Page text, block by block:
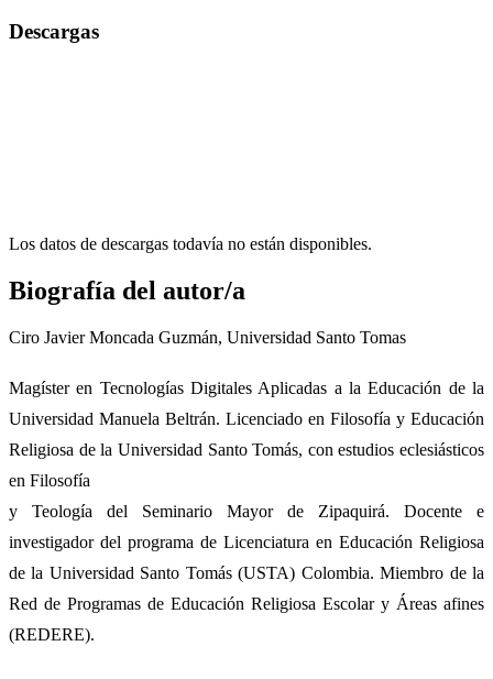
Descargas
Los datos de descargas todavía no están disponibles.
Biografía del autor/a
Ciro Javier Moncada Guzmán, Universidad Santo Tomas
Magíster en Tecnologías Digitales Aplicadas a la Educación de la
Universidad Manuela Beltrán. Licenciado en Filosofía y Educación
Religiosa de la Universidad Santo Tomás, con estudios eclesiásticos
en Filosofía
y Teología del Seminario Mayor de Zipaquirá. Docente e
investigador del programa de Licenciatura en Educación Religiosa
de la Universidad Santo Tomás (USTA) Colombia. Miembro de la
Red de Programas de Educación Religiosa Escolar y Áreas afines
(REDERE).